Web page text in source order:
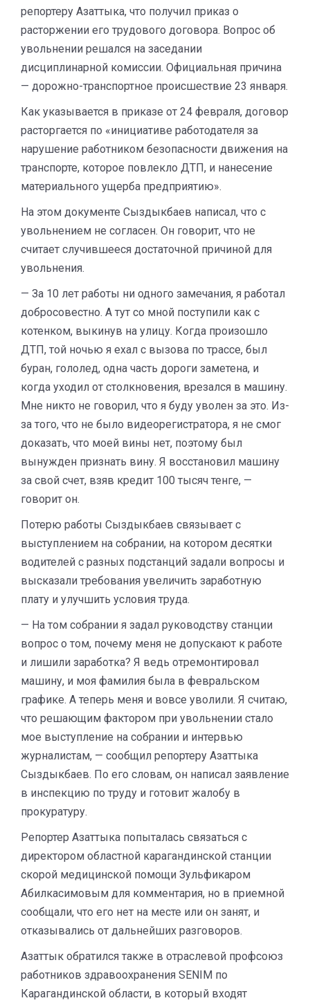
репортеру Азаттыка, что получил приказ о
расторжении его трудового договора. Вопрос об
увольнении решался на заседании
дисциплинарной комиссии. Официальная причина
— дорожно-транспортное происшествие 23 января.
Как указывается в приказе от 24 февраля, договор
расторгается по «инициативе работодателя за
нарушение работником безопасности движения на
транспорте, которое повлекло ДТП, и нанесение
материального ущерба предприятию».
На этом документе Сыздыкбаев написал, что с
увольнением не согласен. Он говорит, что не
считает случившееся достаточной причиной для
увольнения.
— За 10 лет работы ни одного замечания, я работал
добросовестно. А тут со мной поступили как с
котенком, выкинув на улицу. Когда произошло
ДТП, той ночью я ехал с вызова по трассе, был
буран, гололед, одна часть дороги заметена, и
когда уходил от столкновения, врезался в машину.
Мне никто не говорил, что я буду уволен за это. Из-
за того, что не было видеорегистратора, я не смог
доказать, что моей вины нет, поэтому был
вынужден признать вину. Я восстановил машину
за свой счет, взяв кредит 100 тысяч тенге, —
говорит он.
Потерю работы Сыздыкбаев связывает с
выступлением на собрании, на котором десятки
водителей с разных подстанций задали вопросы и
высказали требования увеличить заработную
плату и улучшить условия труда.
— На том собрании я задал руководству станции
вопрос о том, почему меня не допускают к работе
и лишили заработка? Я ведь отремонтировал
машину, и моя фамилия была в февральском
графике. А теперь меня и вовсе уволили. Я считаю,
что решающим фактором при увольнении стало
мое выступление на собрании и интервью
журналистам, — сообщил репортеру Азаттыка
Сыздыкбаев. По его словам, он написал заявление
в инспекцию по труду и готовит жалобу в
прокуратуру.
Репортер Азаттыка попыталась связаться с
директором областной карагандинской станции
скорой медицинской помощи Зульфикаром
Абилкасимовым для комментария, но в приемной
сообщали, что его нет на месте или он занят, и
отказывались от дальнейших разговоров.
Азаттык обратился также в отраслевой профсоюз
работников здравоохранения SENIM по
Карагандинской области, в который входят